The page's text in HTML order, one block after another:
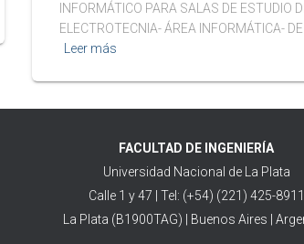
INFORMÁTICO PARA SALAS DE ESTUDIO
ELECTROTECNIA- ÁREA INFORMÁTICA- DE
Leer más
FACULTAD DE INGENIERÍA
Universidad Nacional de La Plata
Calle 1 y 47 | Tel: (+54) (221) 425-8911
La Plata (B1900TAG) | Buenos Aires |